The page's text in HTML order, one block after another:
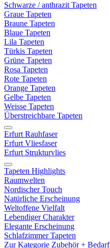
Schwarze / anthrazit Tapeten
Graue Tapeten
Braune Tapeten
Blaue Tapeten
Lila Tapeten
Türkis Tapeten
Grüne Tapeten
Rosa Tapeten
Rote Tapeten
Orange Tapeten
Gelbe Tapeten
Weisse Tapeten
Überstreichbare Tapeten
Erfurt Rauhfaser
Erfurt Vliesfaser
Erfurt Strukturvlies
Tapeten Highlights
Raumwelten
Nordischer Touch
Natürliche Erscheinung
Weltoffene Vielfalt
Lebendiger Charakter
Elegante Erscheinung
Schlafzimmer Tapeten
Zur Kategorie Zubehör + Bedarf